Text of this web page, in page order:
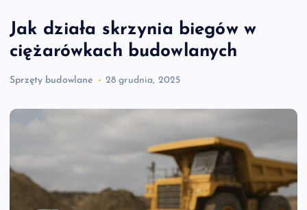
Jak działa skrzynia biegów w
ciężarówkach budowlanych
Sprzęty budowlane 28 grudnia, 2025